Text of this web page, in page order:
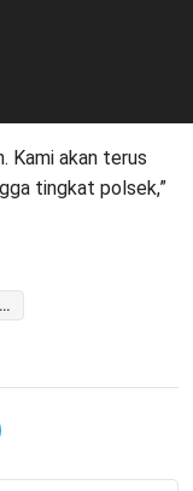
Kami akan terus
tingkat polsek,”
Komjen Dedi Prasetyo